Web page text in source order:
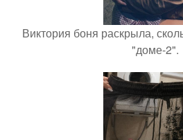
Виктория боня раскрыла,
"доме-2".